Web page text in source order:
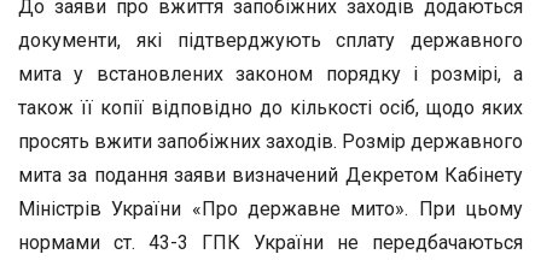
До заяви про вжиття запобіжних заходів додаються
документи, які підтверджують сплату державного
мита у встановлених законом порядку і розмірі, а
також її копії відповідно до кількості осіб, щодо яких
просять вжити запобіжних заходів. Розмір державного
мита за подання заяви визначений Декретом Кабінету
Міністрів України «Про державне мито». При цьому
нормами ст. 43-3 ГПК України не передбачаються